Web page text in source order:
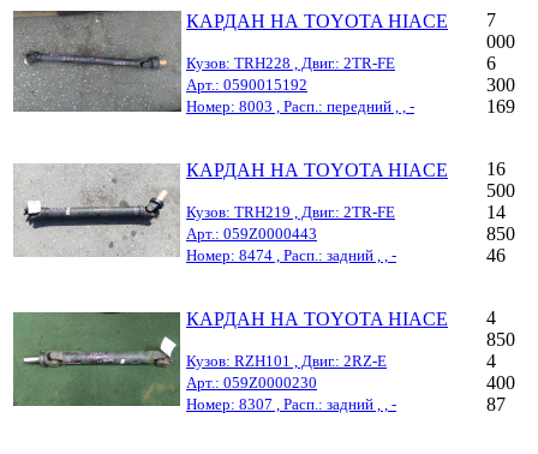
КАРДАН НА TOYOTA HIACE
Кузов: TRH228 , Двиг.: 2TR-FE
Арт.: 0590015192
Номер: 8003 , Расп.: передний , , -
7
000
6
300
169
КАРДАН НА TOYOTA HIACE
Кузов: TRH219 , Двиг.: 2TR-FE
Арт.: 059Z0000443
Номер: 8474 , Расп.: задний , , -
16
500
14
850
46
КАРДАН НА TOYOTA HIACE
Кузов: RZH101 , Двиг.: 2RZ-E
Арт.: 059Z0000230
Номер: 8307 , Расп.: задний , , -
4
850
4
400
87